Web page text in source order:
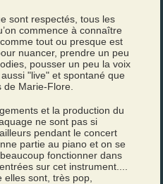
sont respectés, tous les
commence à connaître
tout ou presque est
nuancer, prendre un peu
pousser un peu la voix
"live" et spontané que
Marie-Flore.
et la production du
ne sont pas si
pendant le concert
partie au piano et on se
fonctionner dans
sur cet instrument....
elles sont, très pop,